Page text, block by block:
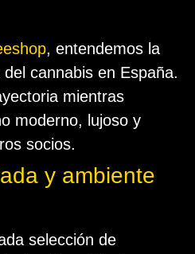
, entendemos la
cannabis en España.
mientras
moderno, lujoso y
socios.
y ambiente
selección de